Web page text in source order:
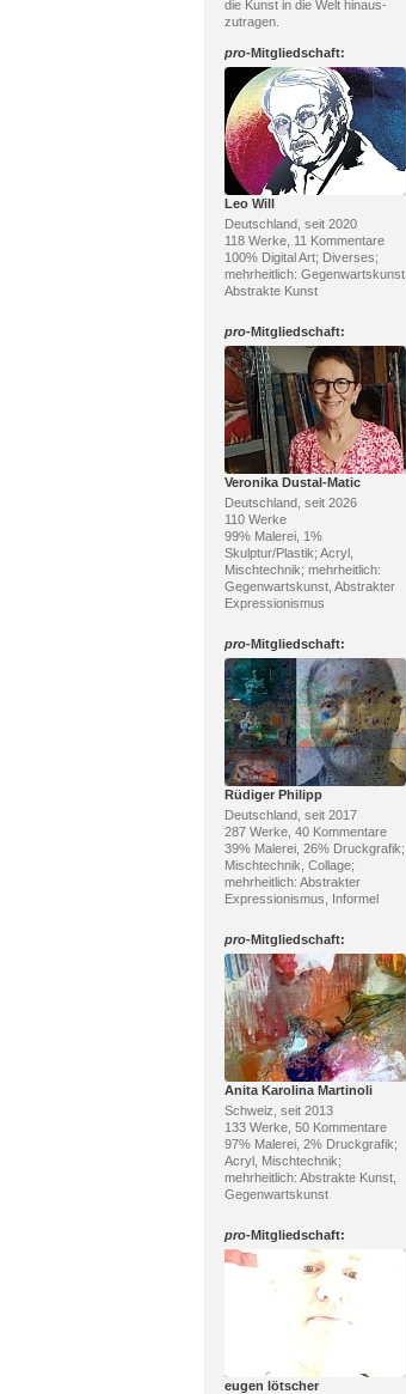
die Kunst in die Welt hinaus-
zutragen.
pro-Mitgliedschaft:
Leo Will
Deutschland, seit 2020
118 Werke, 11 Kommentare
100% Digital Art; Diverses;
mehrheitlich: Gegenwartskunst,
Abstrakte Kunst
pro-Mitgliedschaft:
Veronika Dustal-Matic
Deutschland, seit 2026
110 Werke
99% Malerei, 1%
Skulptur/Plastik; Acryl,
Mischtechnik; mehrheitlich:
Gegenwartskunst, Abstrakter
Expressionismus
pro-Mitgliedschaft:
Rüdiger Philipp
Deutschland, seit 2017
287 Werke, 40 Kommentare
39% Malerei, 26% Druckgrafik;
Mischtechnik, Collage;
mehrheitlich: Abstrakter
Expressionismus, Informel
pro-Mitgliedschaft:
Anita Karolina Martinoli
Schweiz, seit 2013
133 Werke, 50 Kommentare
97% Malerei, 2% Druckgrafik;
Acryl, Mischtechnik;
mehrheitlich: Abstrakte Kunst,
Gegenwartskunst
pro-Mitgliedschaft:
eugen lötscher